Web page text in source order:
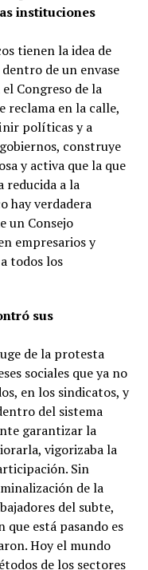
instituciones
tienen la idea de
de un envase
Congreso de la
reclama en la calle,
políticas y a
construye
y activa que la que
reducida a la
hay verdadera
un Consejo
empresarios y
todos los
sus
de la protesta
sociales que ya no
en los sindicatos, y
del sistema
garantizar la
vigorizaba la
Sin
de la
del subte,
que está pasando es
Hoy el mundo
de los sectores